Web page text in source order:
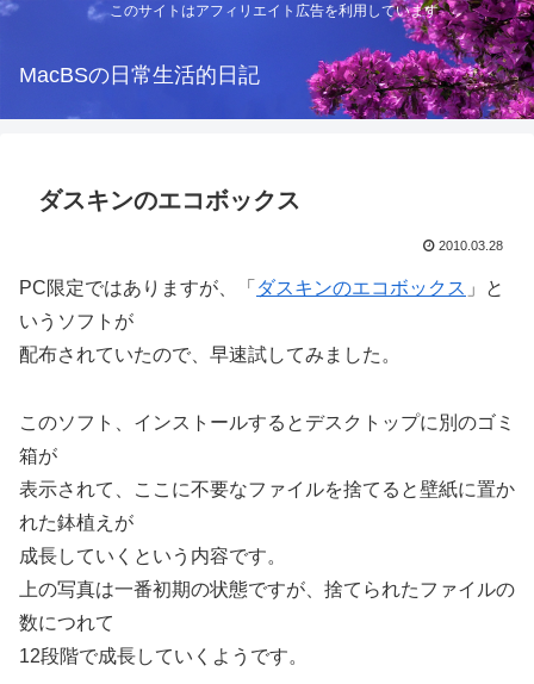
このサイトはアフィリエイト広告を利用しています
MacBSの日常生活的日記
ダスキンのエコボックス
2010.03.28
PC限定ではありますが、「 ダスキンのエコボックス 」と
いうソフトが
配布されていたので、早速試してみました。
このソフト、インストールするとデスクトップに別のゴミ
箱が
表示されて、ここに不要なファイルを捨てると壁紙に置か
れた鉢植えが
成長していくという内容です。
上の写真は一番初期の状態ですが、捨てられたファイルの
数につれて
12段階で成長していくようです。